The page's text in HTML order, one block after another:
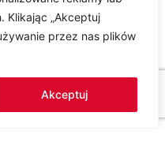
Klikając „Akceptuj
przez nas plików
Akceptuj